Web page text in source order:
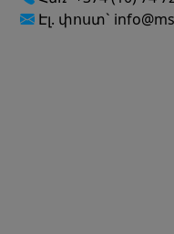
Էլ. փոստ`